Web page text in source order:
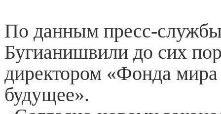
По данным пресс-
Бугианишвили до сих
директором «Фонда
будущее».